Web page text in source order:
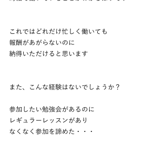
これではどれだけ忙しく働いても
報酬があがらないのに
納得いただけると思います
また、こんな経験はないでしょうか？
参加したい勉強会があるのに
レギュラーレッスンがあり
なくなく参加を諦めた・・・